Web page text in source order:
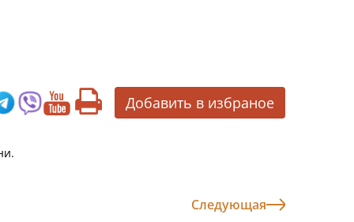
Добавить в избраное
Следующая